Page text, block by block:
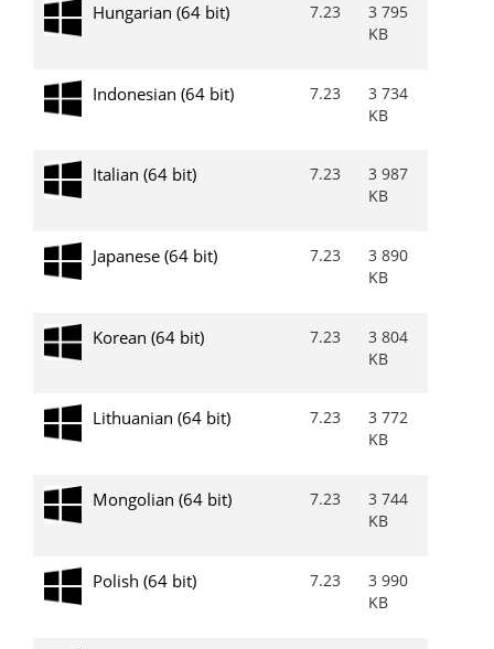
Hungarian (64 bit) 7.23
3 795
KB
Indonesian (64 bit) 7.23
3 734
KB
Italian (64 bit) 7.23
3 987
KB
Japanese (64 bit) 7.23
3 890
KB
Korean (64 bit) 7.23
3 804
KB
Lithuanian (64 bit) 7.23
3 772
KB
Mongolian (64 bit) 7.23
3 744
KB
Polish (64 bit) 7.23
3 990
KB